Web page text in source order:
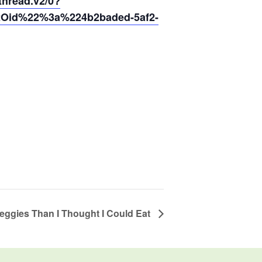
5af2-
Than I Thought I Could Eat